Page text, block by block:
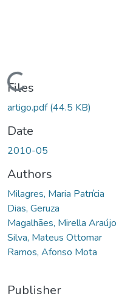
Loading...
Files
artigo.pdf(44.5 KB)
Date
2010-05
Authors
Milagres, Maria Patrícia
Dias, Geruza
Magalhães, Mirella Araújo
Silva, Mateus Ottomar
Ramos, Afonso Mota
Publisher